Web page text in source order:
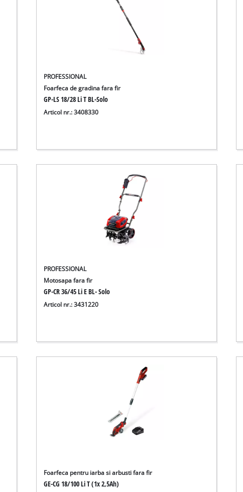
PROFESSIONAL
Foarfeca de gradina fara fir
GP-LS 18/28 Li T BL-Solo
Articol nr.: 3408330
PROFESSIONAL
Motosapa fara fir
GP-CR 36/45 Li E BL- Solo
Articol nr.: 3431220
Foarfeca pentru iarba si arbusti fara fir
GE-CG 18/100 Li T (1x 2,5Ah)